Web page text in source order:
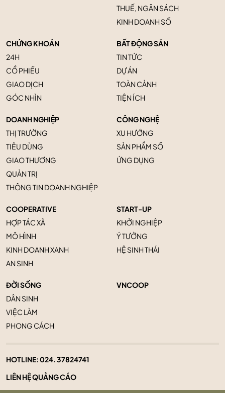
THUẾ, NGÂN SÁCH
KINH DOANH SỐ
CHỨNG KHOÁN
24H
CỔ PHIẾU
GIAO DỊCH
GÓC NHÌN
BẤT ĐỘNG SẢN
TIN TỨC
DỰ ÁN
TOÀN CẢNH
TIỆN ÍCH
DOANH NGHIỆP
THỊ TRƯỜNG
TIÊU DÙNG
GIAO THƯƠNG
QUẢN TRỊ
THÔNG TIN DOANH NGHIỆP
CÔNG NGHỆ
XU HƯỚNG
SẢN PHẨM SỐ
ỨNG DỤNG
COOPERATIVE
HỢP TÁC XÃ
MÔ HÌNH
KINH DOANH XANH
AN SINH
START-UP
KHỞI NGHIỆP
Ý TƯỞNG
HỆ SINH THÁI
ĐỜI SỐNG
DÂN SINH
VIỆC LÀM
PHONG CÁCH
VNCOOP
HOTLINE:024. 37824741
LIÊN HỆ QUẢNG CÁO